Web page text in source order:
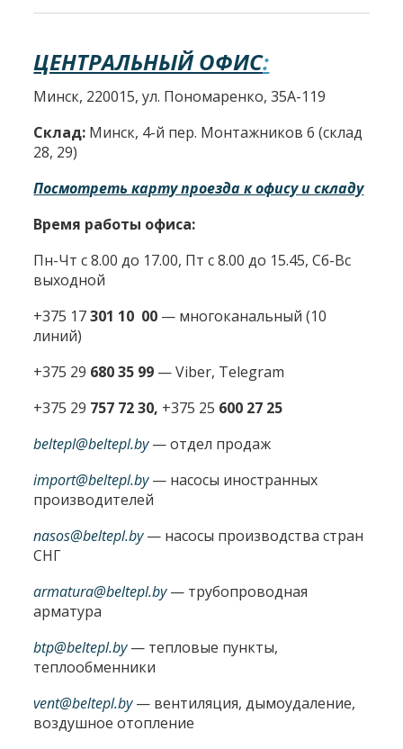
ЦЕНТРАЛЬНЫЙ ОФИС:
Минск, 220015, ул. Пономаренко, 35А-119
Склад: Минск, 4-й пер. Монтажников 6 (склад
28, 29)
Посмотреть карту проезда к офису и складу
Время работы офиса:
Пн-Чт с 8.00 до 17.00, Пт с 8.00 до 15.45, Сб-Вс
выходной
+375 17301 10 00 — многоканальный (10
линий)
+375 29 680 35 99 — Viber, Telegram
+375 29 757 72 30, +375 25 600 27 25
beltepl@beltepl.by— отдел продаж
import@beltepl.by— насосы иностранных
производителей
nasos@beltepl.by— насосы производства стран
СНГ
armatura@beltepl.by— трубопроводная
арматура
btp@beltepl.by— тепловые пункты,
теплообменники
vent@beltepl.by— вентиляция, дымоудаление,
воздушное отопление